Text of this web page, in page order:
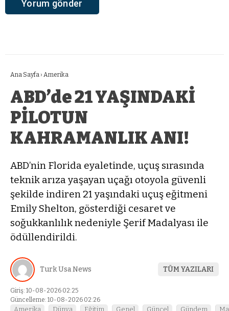
Ana Sayfa › Amerika
ABD’de 21 YAŞINDAKİ
PİLOTUN
KAHRAMANLIK ANI!
ABD’nin Florida eyaletinde, uçuş sırasında
teknik arıza yaşayan uçağı otoyola güvenli
şekilde indiren 21 yaşındaki uçuş eğitmeni
Emily Shelton, gösterdiği cesaret ve
soğukkanlılık nedeniyle Şerif Madalyası ile
ödüllendirildi.
Turk Usa News TÜM YAZILARI
Giriş: 10-08-2026 02:25
Güncelleme: 10-08-2026 02:26
Amerika Dünya Eğitim Genel Güncel Gündem